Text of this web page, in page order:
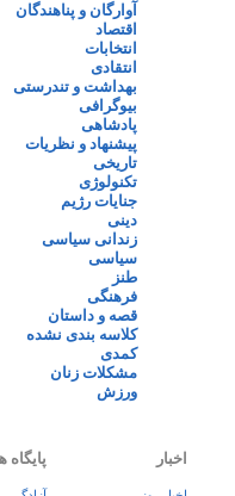
آوارگان و پناهندگان
اقتصاد
انتخابات
انتقادی
بهداشت و تندرستی
بیوگرافی
پادشاهی
پیشنهاد و نظریات
تاریخی
تکنولوژی
جنایات رژیم
دینی
زندانی سیاسی
سیاسی
طنز
فرهنگی
قصه و داستان
کلاسه بندی نشده
کمدی
مشکلات زنان
ورزش
اخبار